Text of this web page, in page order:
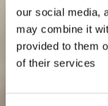
our social media,
may combine it
provided to them
of their services